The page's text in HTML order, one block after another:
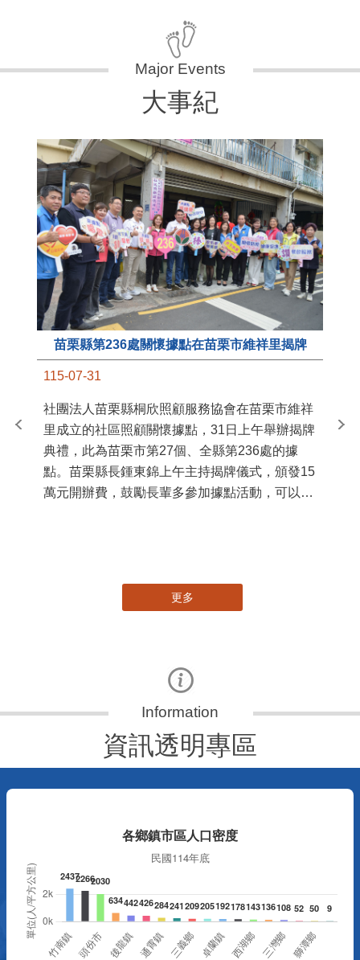
大事紀
苗栗縣第236處關懷據點在苗栗市維祥里揭牌
115-07-31
社團法人苗栗縣桐欣照顧服務協會在苗栗市維祥
里成立的社區照顧關懷據點，31日上午舉辦揭牌
典禮，此為苗栗市第27個、全縣第236處的據
點。苗栗縣長鍾東錦上午主持揭牌儀式，頒發15
萬元開辦費，鼓勵長輩多參加據點活動，可以更
苗
更多
資訊透明專區